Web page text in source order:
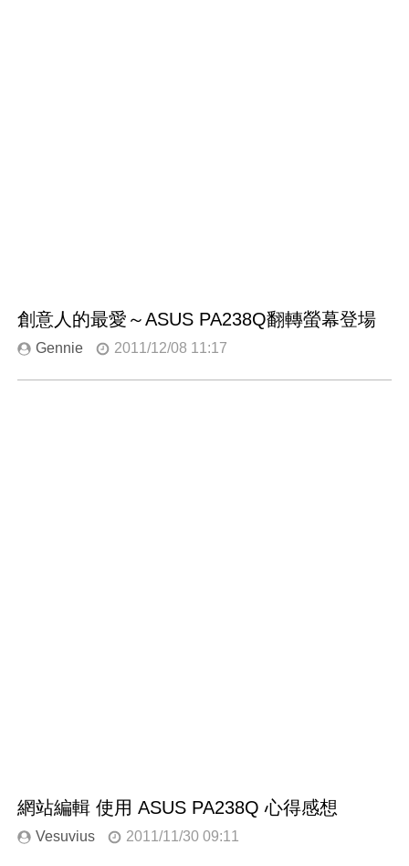
創意人的最愛～ASUS PA238Q翻轉螢幕登場
Gennie 2011/12/08 11:17
網站編輯 使用 ASUS PA238Q 心得感想
Vesuvius 2011/11/30 09:11